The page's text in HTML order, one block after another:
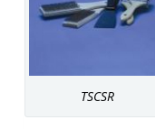
TSCSR